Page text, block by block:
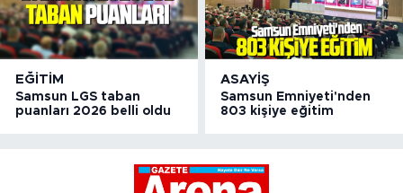
EĞITIM
Samsun LGS taban
puanları 2026 belli oldu
ASAYIŞ
Samsun Emniyeti'nden
803 kişiye eğitim